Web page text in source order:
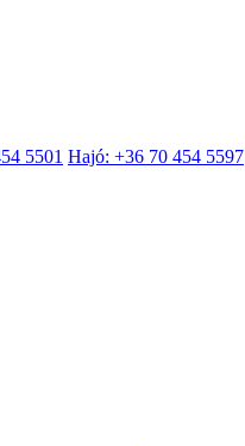
5501 Hajó: +36 70 454 5597